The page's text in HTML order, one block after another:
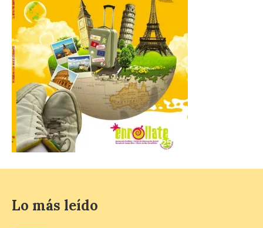
El Descenso Internacional
del Sella arranca con el
homenaje a los campeones
y el izado de las banderas
autonómicas
6 Ago 2026
La 88.ª edición del
consolidando una vez más a la prueba
Lo más leído